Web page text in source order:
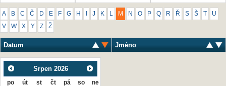
A B C Č D E F G H J K L M N O P Q R Ř S Š U
V W X Y Z Ž
Datum Jméno
Srpen 2026
po út st čt pá so ne